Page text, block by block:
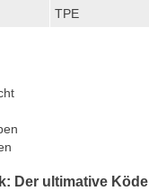
TPE
Der ultimative